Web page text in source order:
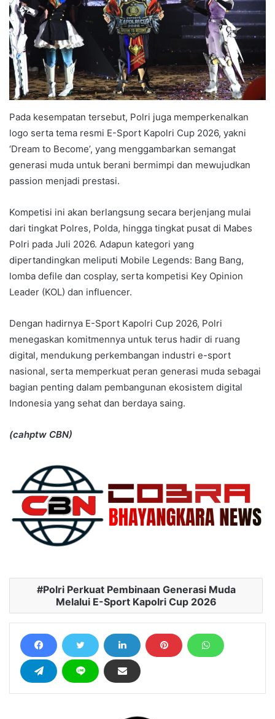
Pada kesempatan tersebut, Polri juga memperkenalkan
logo serta tema resmi E-Sport Kapolri Cup 2026, yakni
‘Dream to Become’, yang menggambarkan semangat
generasi muda untuk berani bermimpi dan mewujudkan
passion menjadi prestasi.
Kompetisi ini akan berlangsung secara berjenjang mulai
dari tingkat Polres, Polda, hingga tingkat pusat di Mabes
Polri pada Juli 2026. Adapun kategori yang
dipertandingkan meliputi Mobile Legends: Bang Bang,
lomba defile dan cosplay, serta kompetisi Key Opinion
Leader (KOL) dan influencer.
Dengan hadirnya E-Sport Kapolri Cup 2026, Polri
menegaskan komitmennya untuk terus hadir di ruang
digital, mendukung perkembangan industri e-sport
nasional, serta memperkuat peran generasi muda sebagai
bagian penting dalam pembangunan ekosistem digital
Indonesia yang sehat dan berdaya saing.
(cahptw CBN)
Polri Perkuat Pembinaan Generasi Muda
Melalui E-Sport Kapolri Cup 2026